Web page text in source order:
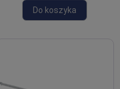
Do koszyka